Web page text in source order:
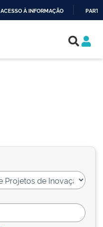
ACESSO À INFORMAÇÃO